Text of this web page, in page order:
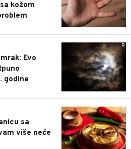
kožom
0
Evo
godine
0
sa
više neće